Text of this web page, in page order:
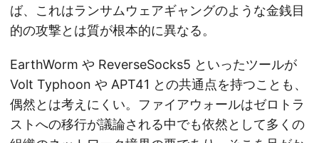
ば、これはランサムウェアギャングのような金銭目
的の攻撃とは質が根本的に異なる。
EarthWorm や ReverseSocks5 といったツールが
Volt Typhoon や APT41 との共通点を持つことも、
偶然とは考えにくい。ファイアウォールはゼロトラ
ストへの移行が議論される中でも依然として多くの